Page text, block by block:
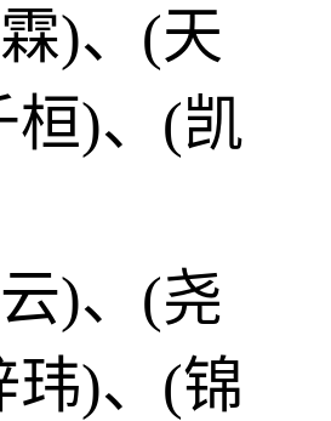
)、(天
桓)、(凯
)、(尧
玮)、(锦